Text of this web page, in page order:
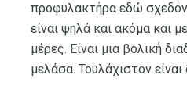
προφυλακτήρα εδώ
είναι ψηλά και ακόμα και
μέρες. Είναι μια βολική
μελάσα. Τουλάχιστον